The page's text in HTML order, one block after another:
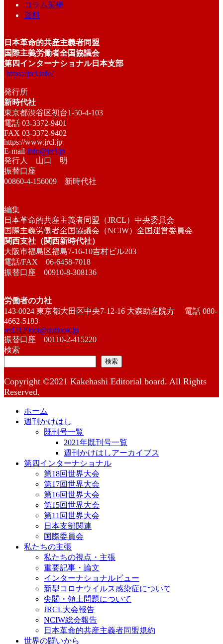
コラム架橋
資料
日本革命的共産主義者同盟
国際主義労働者全国協議会
第四インターナショナル日本支部
https://jrcl.info/
発行所
新時代社
東京都渋谷区初台1-50-4-103
電話 03-3372-9401
FAX 03-3372-9402
https://www.jrcl.jp
E-mail info@jrcl.jp
発行人 山口 明
振替口座
00860-4-156009 新時代社
編集
日本革命的共産主義者同盟（JRCL）中央委員会
国際主義労働者全国協議会（NCIW）全国運営委員会
関西支社（関西新時代社）
大阪市福島区福島7-16-10吉村ビル203
電話/FAX 06-6458-7018
振替口座 00910-8-308136
労働者の力社
143-0024 東京都大田区中央7-12-16 大森助産院方 電話 080-
4662-5183
red2129oct@outlook.jp
振替口座 00110-2-415220
検索
検索
Copyright ©2021 Kakehashi Editorial board. All Rights
Reserved.
ホーム
週刊かけはし
既刊号一覧
2021年既刊号一覧
週刊かけはしアーカイブス
第四インターナショナル
第18回世界大会
第17回世界大会
第16回世界大会
第15回世界大会
第11回世界大会
日本支部関連
国際委員会
私たちの主張
私たちの視点・主張
重要記事・論文
インターナショナルビュー
新型コロナウイルス感染症について
尖閣・領土問題について
JRCL大会報告
NCIW総会報告
日本革命的共産主義者同盟規約
世界の闘いから